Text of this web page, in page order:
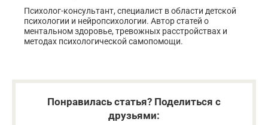
Психолог-консультант, специалист в области детской
психологии и нейропсихологии. Автор статей о
ментальном здоровье, тревожных расстройствах и
методах психологической самопомощи.
Понравилась статья? Поделиться с
друзьями: